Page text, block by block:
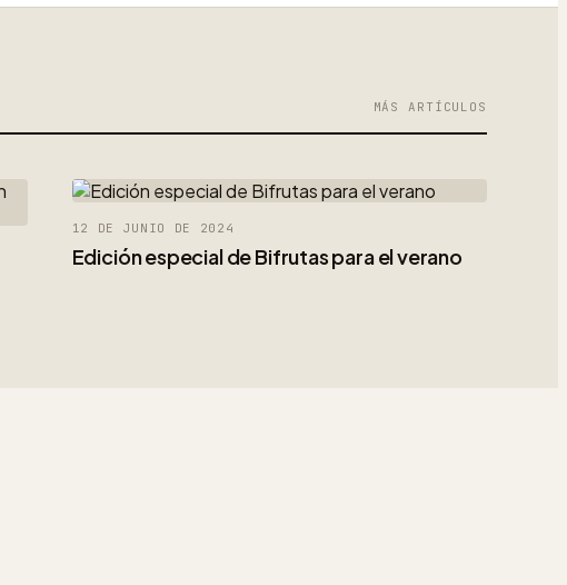
MÁS ARTÍCULOS
12 DE JUNIO DE 2024
Edición especial de Bifrutas para el verano